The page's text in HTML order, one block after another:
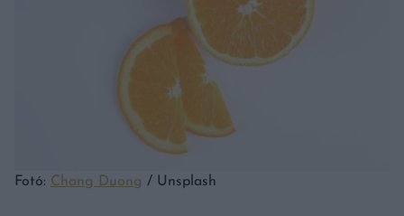
Fotó: Chang Duong / Unsplash